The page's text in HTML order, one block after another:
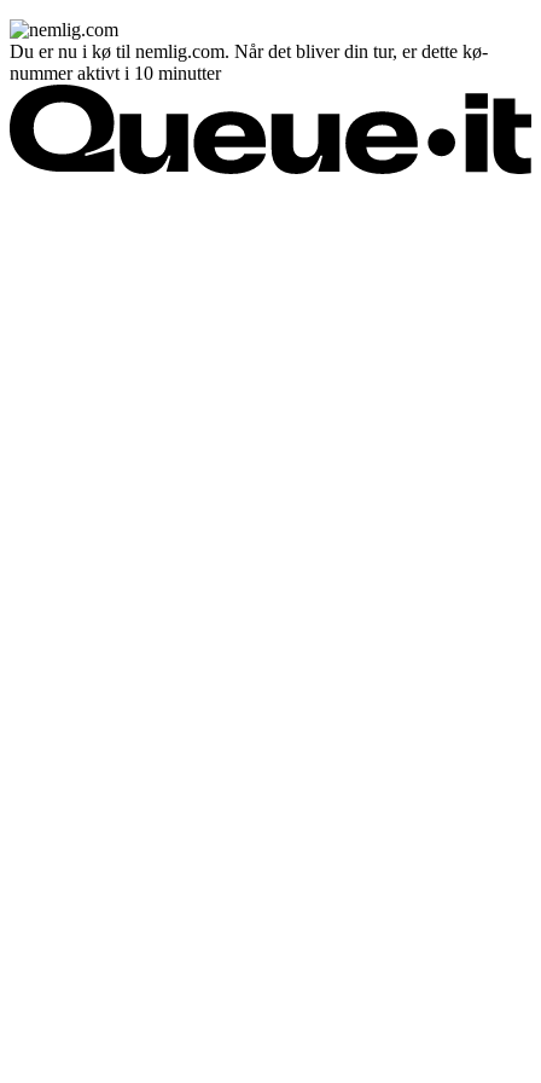
Du er nu i kø til nemlig.com. Når det bliver din tur, er dette kø-
nummer aktivt i 10 minutter